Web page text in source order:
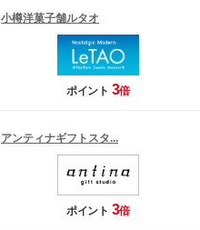
小樽洋菓子舗ルタオ
ポイント 3倍
アンティナギフトスタ...
ポイント 3倍